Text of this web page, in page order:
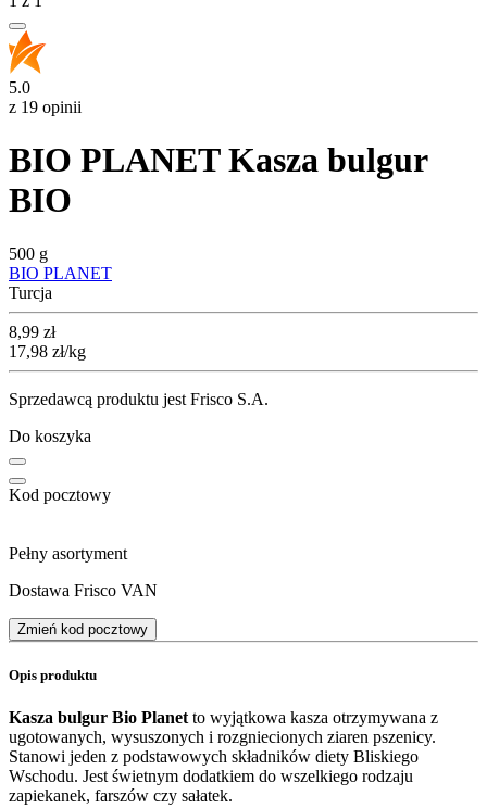
5.0
z 19 opinii
BIO PLANET Kasza bulgur
BIO
500 g
BIO PLANET
Turcja
Cena
8,99 zł
17,98 zł/kg
Sprzedawcą produktu jest Frisco S.A.
Do koszyka
Kod pocztowy
Pełny asortyment
Dostawa Frisco VAN
Zmień kod pocztowy
Opis produktu
Kasza bulgur Bio Planet to wyjątkowa kasza otrzymywana z
ugotowanych, wysuszonych i rozgniecionych ziaren pszenicy.
Stanowi jeden z podstawowych składników diety Bliskiego
Wschodu. Jest świetnym dodatkiem do wszelkiego rodzaju
zapiekanek, farszów czy sałatek.